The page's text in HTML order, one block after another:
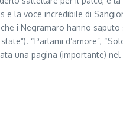
la voce incredibile di
i Negramaro hanno
“Parlami d’amore”,
una pagina (importante)